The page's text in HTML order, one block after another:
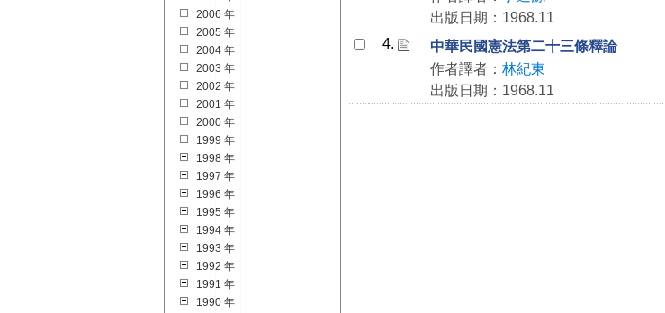
2006 年
2005 年
2004 年
2003 年
2002 年
2001 年
2000 年
1999 年
1998 年
1997 年
1996 年
1995 年
1994 年
1993 年
1992 年
1991 年
1990 年
出版日期：1968.11
4.
中華民國憲法第二十三條釋論
作者譯者： 林紀東
出版日期：1968.11